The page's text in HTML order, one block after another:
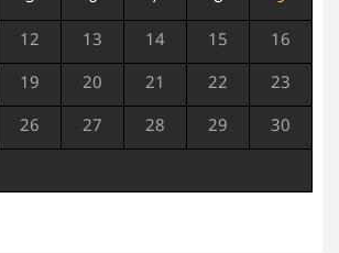
12 13 14 15 16
19 20 21 22 23
26 27 28 29 30